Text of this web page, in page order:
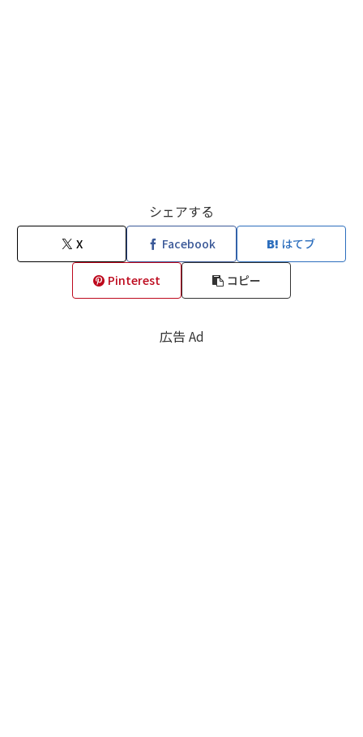
シェアする
X Facebook はてブ
Pinterest コピー
広告 Ad